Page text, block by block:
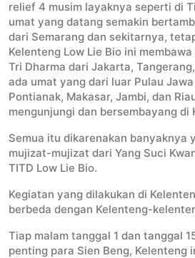
relief 4 musim layaknya seperti di
umat yang datang semakin
dari Semarang dan sekitarnya,
Kelenteng Low Lie Bio ini
Tri Dharma dari Jakarta,
ada umat yang dari luar Pulau
Pontianak, Makasar, Jambi, dan
mengunjungi dan bersembayang di
Semua itu dikarenakan banyaknya
mujizat-mujizat dari Yang Suci
TITD Low Lie Bio.
Kegiatan yang dilakukan di
berbeda dengan Kelenteng-
Tiap malam tanggal 1 dan tanggal
penting para Sien Beng, Kelenteng